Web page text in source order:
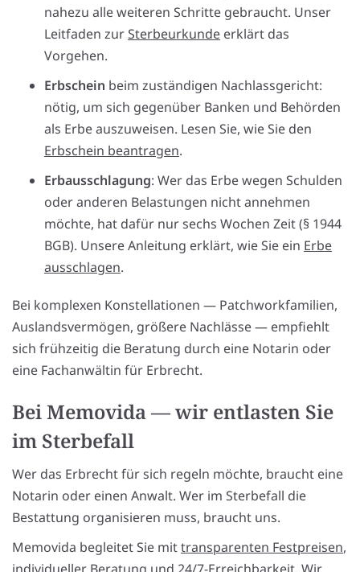
nahezu alle weiteren Schritte gebraucht. Unser
Leitfaden zurSterbeurkunde erklärt das
Vorgehen.
Erbschein beim zuständigen Nachlassgericht:
nötig, um sich gegenüber Banken und Behörden
als Erbe auszuweisen. Lesen Sie, wie Sie den
Erbschein beantragen.
Erbausschlagung: Wer das Erbe wegen Schulden
oder anderen Belastungen nicht annehmen
möchte, hat dafür nur sechs Wochen Zeit (§ 1944
BGB). Unsere Anleitung erklärt, wie Sie ein Erbe
ausschlagen.
Bei komplexen Konstellationen — Patchworkfamilien,
Auslandsvermögen, größere Nachlässe — empfiehlt
sich frühzeitig die Beratung durch eine Notarin oder
eine Fachanwältin für Erbrecht.
Bei Memovida — wir entlasten Sie
im Sterbefall
Wer das Erbrecht für sich regeln möchte, braucht eine
Notarin oder einen Anwalt. Wer im Sterbefall die
Bestattung organisieren muss, braucht uns.
Memovida begleitet Sie mittransparenten Festpreisen,